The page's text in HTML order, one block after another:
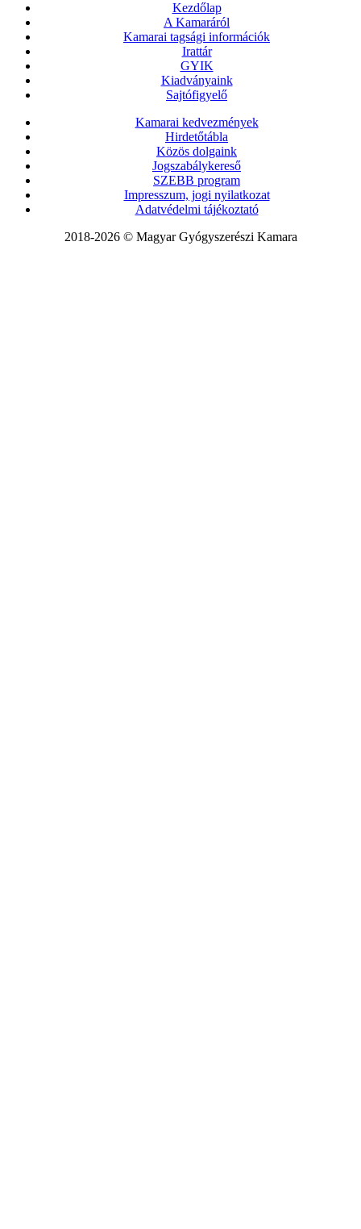
Kezdőlap
A Kamaráról
Kamarai tagsági információk
Irattár
GYIK
Kiadványaink
Sajtófigyelő
Kamarai kedvezmények
Hirdetőtábla
Közös dolgaink
Jogszabálykereső
SZEBB program
Impresszum, jogi nyilatkozat
Adatvédelmi tájékoztató
2018-2026 © Magyar Gyógyszerészi Kamara